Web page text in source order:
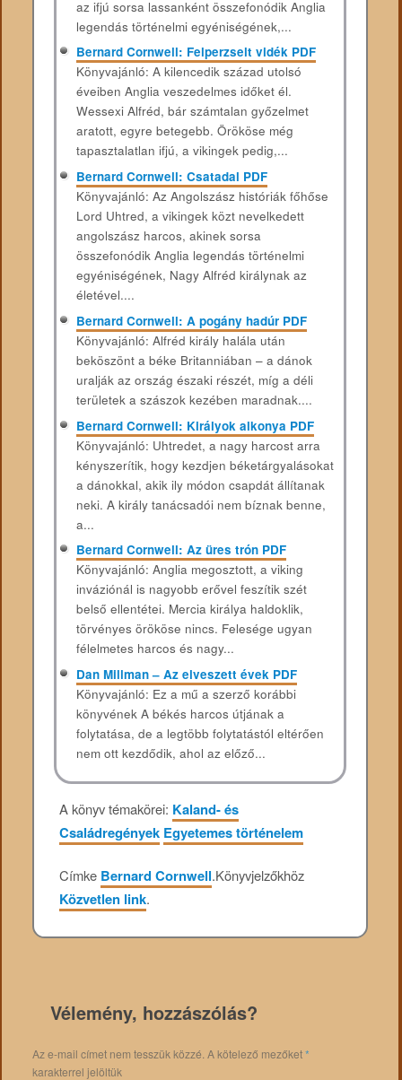
az ifjú sorsa lassanként összefonódik Anglia
legendás történelmi egyéniségének,...
Bernard Cornwell: Felperzselt vidék PDF
Könyvajánló: A kilencedik század utolsó
éveiben Anglia veszedelmes időket él.
Wessexi Alfréd, bár számtalan győzelmet
aratott, egyre betegebb. Örököse még
tapasztalatlan ifjú, a vikingek pedig,...
Bernard Cornwell: Csatadal PDF
Könyvajánló: Az Angolszász ​históriák főhőse
Lord Uhtred, a vikingek közt nevelkedett
angolszász harcos, akinek sorsa
összefonódik Anglia legendás történelmi
egyéniségének, Nagy Alfréd királynak az
életével....
Bernard Cornwell: A pogány hadúr PDF
Könyvajánló: Alfréd ​király halála után
beköszönt a béke Britanniában – a dánok
uralják az ország északi részét, míg a déli
területek a szászok kezében maradnak....
Bernard Cornwell: Királyok alkonya PDF
Könyvajánló: Uhtredet, a nagy harcost arra
kényszerítik, hogy kezdjen béketárgyalásokat
a dánokkal, akik ily módon csapdát állítanak
neki. A király tanácsadói nem bíznak benne,
a...
Bernard Cornwell: Az üres trón PDF
Könyvajánló: Anglia megosztott, a viking
inváziónál is nagyobb erővel feszítik szét
belső ellentétei. Mercia királya haldoklik,
törvényes örököse nincs. Felesége ugyan
félelmetes harcos és nagy...
Dan Millman – Az elveszett évek PDF
Könyvajánló: Ez a mű a szerző korábbi
könyvének A békés harcos útjának a
folytatása, de a legtöbb folytatástól eltérően
nem ott kezdődik, ahol az előző...
A könyv témakörei: Kaland- és
Családregények Egyetemes történelem
Címke Bernard Cornwell.Könyvjelzőkhöz
Közvetlen link.
Vélemény, hozzászólás?
Az e-mail címet nem tesszük közzé. A kötelező mezőket*
karakterrel jelöltük